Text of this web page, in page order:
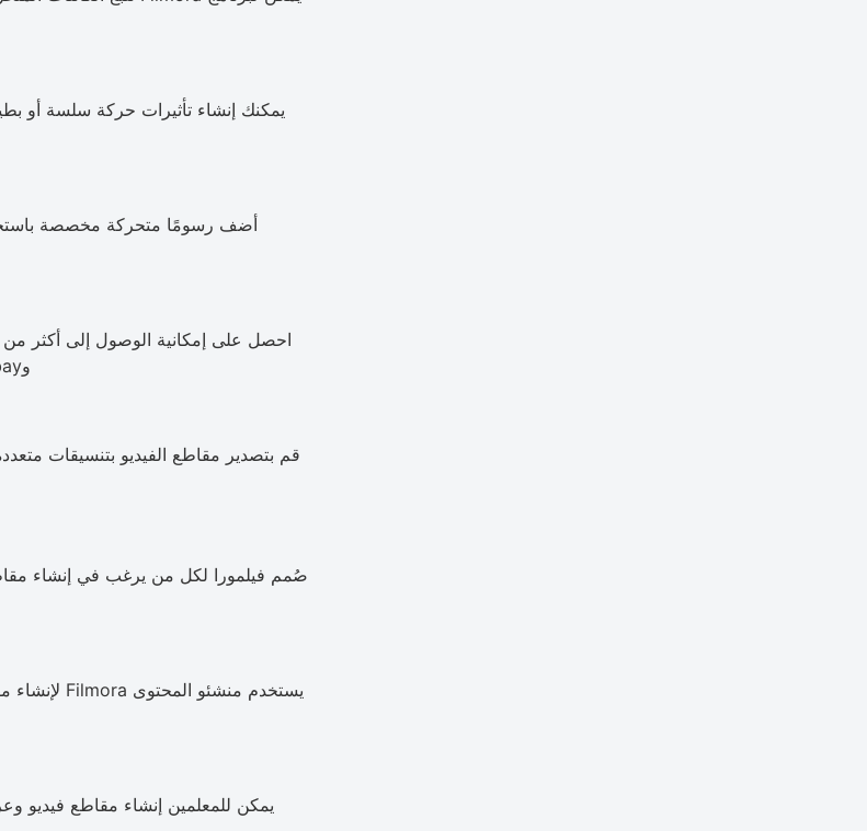
يمكنك إنشاء تأثيرات حركة سلسة أو
أضف رسومًا متحركة مخصصة
وPixabay وUnsplash، بما في ذلك مقاطع الفيديو والصور والموسيقى.
صُمم فيلمورا لكل من يرغب في إنشاء
يمكن للمعلمين إنشاء مقاطع فيديو